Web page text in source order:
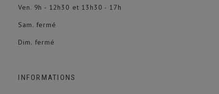
Ven. 9h - 12h30 et 13h30 - 17h
Sam. fermé
Dim. fermé
INFORMATIONS